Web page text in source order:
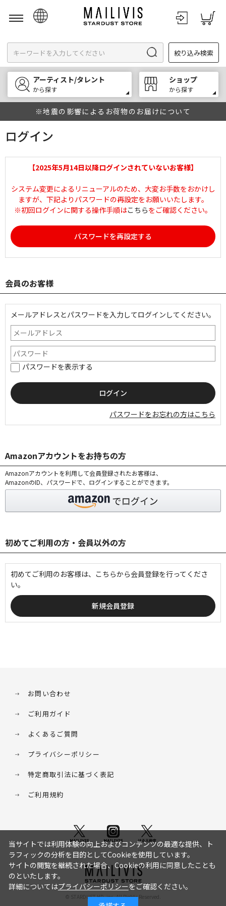
English
한국어
中文
絞り込み検索
アーティスト/タレント
から探す
ショップ
から探す
※地震の影響によるお荷物のお届けについて
ログイン
【2025年5月14日以降ログインされていないお客様】
システム変更によるリニューアルのため、大変お手数をおかけし
ますが、下記よりパスワードの再設定をお願いいたします。
※初回ログインに関する操作手順はこちらをご確認ください。
パスワードを再設定する
会員のお客様
メールアドレスとパスワードを入力してログインしてください。
パスワードを表示する
パスワードをお忘れの方はこちら
Amazonアカウントをお持ちの方
Amazonアカウントを利用して会員登録されたお客様は、
AmazonのID、パスワードで、ログインすることができます。
初めてご利用の方・会員以外の方
初めてご利用のお客様は、こちらから会員登録を行ってくださ
い。
お問い合わせ
ご利用ガイド
よくあるご質問
プライバシーポリシー
特定商取引法に基づく表記
ご利用規約
© STARDUST HD. inc. All Rights Reserved.
当サイトでは利用体験の向上およびコンテンツの最適な提供、ト
ラフィックの分析を目的としてCookieを使用しています。
サイトの閲覧を継続された場合、Cookieの利用に同意したことも
のといたします。
詳細についてはプライバシーポリシーをご確認ください。